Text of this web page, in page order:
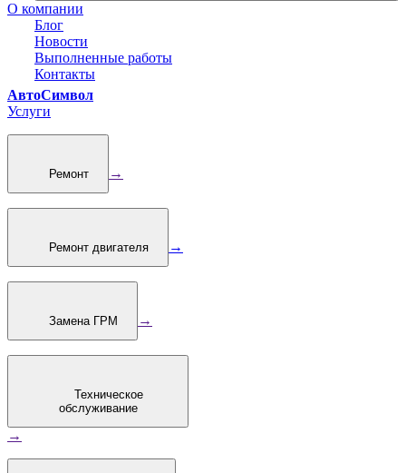
О компании
Блог
Новости
Выполненные работы
Контакты
АвтоСимвол
Услуги
Ремонт →
Ремонт двигателя →
Замена ГРМ →
Техническое
обслуживание
→